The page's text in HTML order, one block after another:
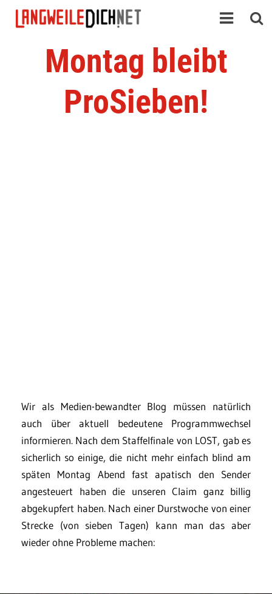
Montag bleibt
ProSieben!
Wir als Medien-bewandter Blog müssen natürlich
auch über aktuell bedeutene Programmwechsel
informieren. Nach dem Staffelfinale von LOST, gab es
sicherlich so einige, die nicht mehr einfach blind am
späten Montag Abend fast apatisch den Sender
angesteuert haben die unseren Claim ganz billig
abgekupfert haben. Nach einer Durstwoche von einer
Strecke (von sieben Tagen) kann man das aber
wieder ohne Probleme machen: